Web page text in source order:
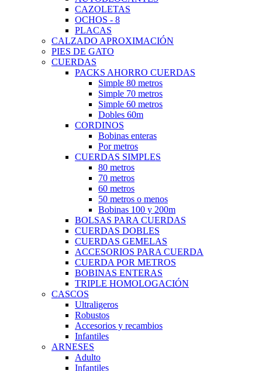
CAZOLETAS
OCHOS - 8
PLACAS
CALZADO APROXIMACIÓN
PIES DE GATO
CUERDAS
PACKS AHORRO CUERDAS
Simple 80 metros
Simple 70 metros
Simple 60 metros
Dobles 60m
CORDINOS
Bobinas enteras
Por metros
CUERDAS SIMPLES
80 metros
70 metros
60 metros
50 metros o menos
Bobinas 100 y 200m
BOLSAS PARA CUERDAS
CUERDAS DOBLES
CUERDAS GEMELAS
ACCESORIOS PARA CUERDA
CUERDA POR METROS
BOBINAS ENTERAS
TRIPLE HOMOLOGACIÓN
CASCOS
Ultraligeros
Robustos
Accesorios y recambios
Infantiles
ARNESES
Adulto
Infantiles